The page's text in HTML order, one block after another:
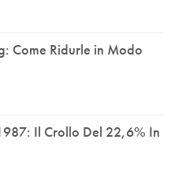
Come Ridurle in Modo
Il Crollo Del 22,6% In